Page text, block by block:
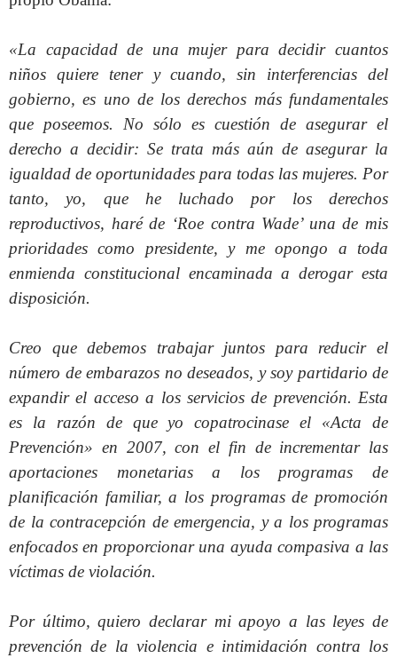
«La capacidad de una mujer para decidir cuantos
niños quiere tener y cuando, sin interferencias del
gobierno, es uno de los derechos más fundamentales
que poseemos. No sólo es cuestión de asegurar el
derecho a decidir: Se trata más aún de asegurar la
igualdad de oportunidades para todas las mujeres. Por
tanto, yo, que he luchado por los derechos
reproductivos, haré de ‘Roe contra Wade’ una de mis
prioridades como presidente, y me opongo a toda
enmienda constitucional encaminada a derogar esta
disposición.
Creo que debemos trabajar juntos para reducir el
número de embarazos no deseados, y soy partidario de
expandir el acceso a los servicios de prevención. Esta
es la razón de que yo copatrocinase el «Acta de
Prevención» en 2007, con el fin de incrementar las
aportaciones monetarias a los programas de
planificación familiar, a los programas de promoción
de la contracepción de emergencia, y a los programas
enfocados en proporcionar una ayuda compasiva a las
víctimas de violación.
Por último, quiero declarar mi apoyo a las leyes de
prevención de la violencia e intimidación contra los